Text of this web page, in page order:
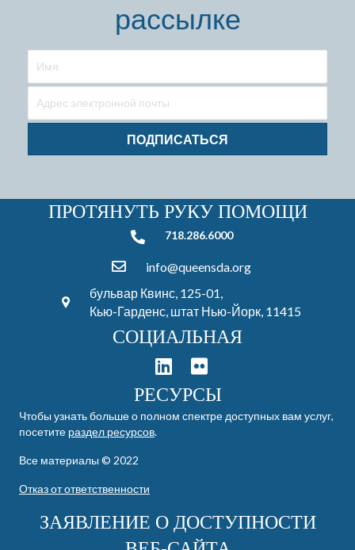
рассылке
ПОДПИСАТЬСЯ
ПРОТЯНУТЬ РУКУ ПОМОЩИ
718.286.6000718.286.6000
info@queensda.org
бульвар Квинс, 125-01,
Кью-Гарденс, штат Нью-Йорк, 11415
СОЦИАЛЬНАЯ
РЕСУРСЫ
Чтобы узнать больше о полном спектре доступных вам услуг,
посетите раздел ресурсов.
Все материалы © 2022
Отказ от ответственности
ЗАЯВЛЕНИЕ О ДОСТУПНОСТИ